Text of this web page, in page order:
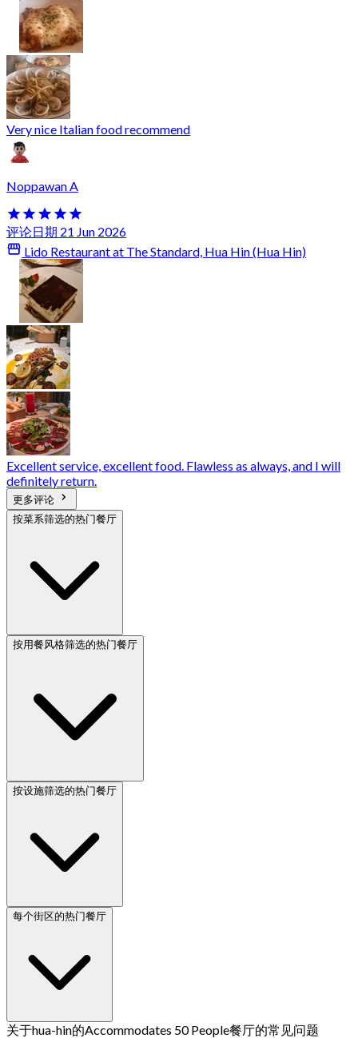
Very nice Italian food recommend
Noppawan A
评论日期 21 Jun 2026
Lido Restaurant at The Standard, Hua Hin (Hua Hin)
Excellent service, excellent food. Flawless as always, and I will
definitely return.
更多评论
按菜系筛选的热门餐厅
按用餐风格筛选的热门餐厅
按设施筛选的热门餐厅
每个街区的热门餐厅
关于hua-hin的Accommodates 50 People餐厅的常见问题